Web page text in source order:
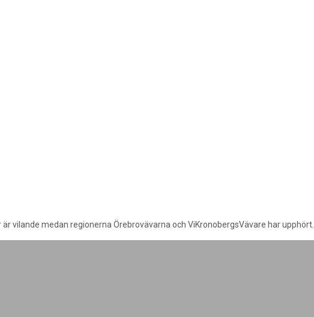
är vilande medan regionerna Örebrovävarna och ViKronobergsVävare har upphört.